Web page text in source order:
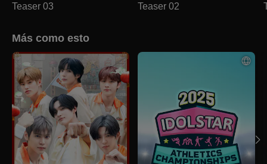
Teaser 03 Teaser 02
Más como esto